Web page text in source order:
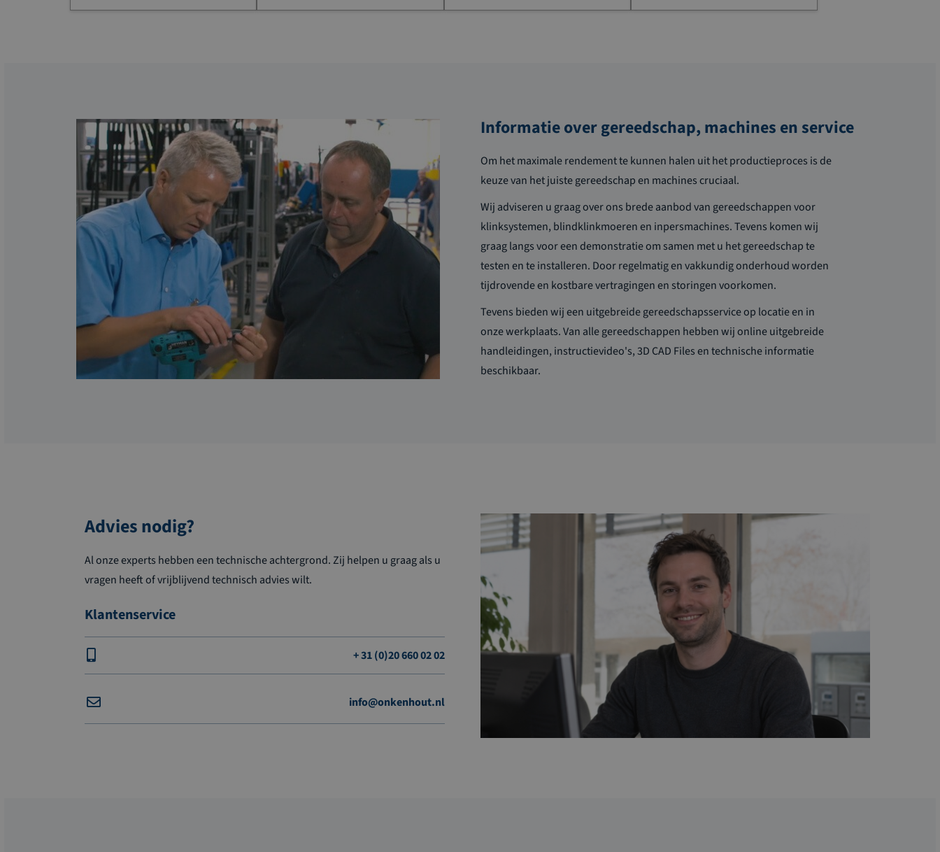
Informatie over gereedschap, machines en service
Om het maximale rendement te kunnen halen uit het productieproces is de
keuze van het juiste gereedschap en machines cruciaal.
Wij adviseren u graag over ons brede aanbod van gereedschappen voor
klinksystemen, blindklinkmoeren en inpersmachines. Tevens komen wij
graag langs voor een demonstratie om samen met u het gereedschap te
testen en te installeren. Door regelmatig en vakkundig onderhoud worden
tijdrovende en kostbare vertragingen en storingen voorkomen.
Tevens bieden wij een uitgebreide gereedschapsservice op locatie en in
onze werkplaats. Van alle gereedschappen hebben wij online uitgebreide
handleidingen, instructievideo's, 3D CAD Files en technische informatie
beschikbaar.
Advies nodig?
Al onze experts hebben een technische achtergrond. Zij helpen u graag als u
vragen heeft of vrijblijvend technisch advies wilt.
Klantenservice
+ 31 (0)20 660 02 02
info@onkenhout.nl